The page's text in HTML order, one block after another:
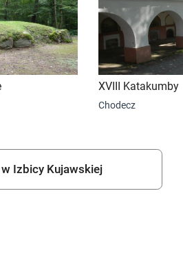
XVIII Katakumby
Chodecz
Izbicy Kujawskiej